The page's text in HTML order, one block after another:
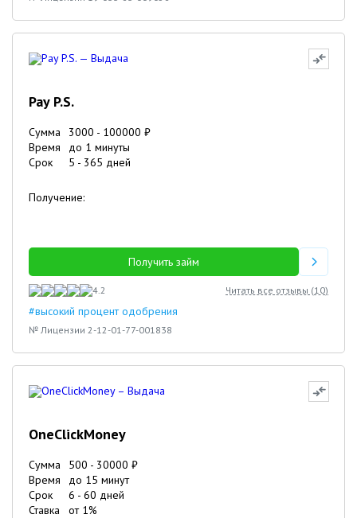
Pay P.S.
Сумма 3000 - 100000 ₽
Время
до 1 минуты
Срок
5 - 365 дней
Получение:
Получить займ
4.2 Читать все отзывы (10)
#высокий процент одобрения
№ Лицензии 2-12-01-77-001838
OneClickMoney
Сумма 500 - 30000 ₽
Время
до 15 минут
Срок
6 - 60 дней
Ставка
от 1%